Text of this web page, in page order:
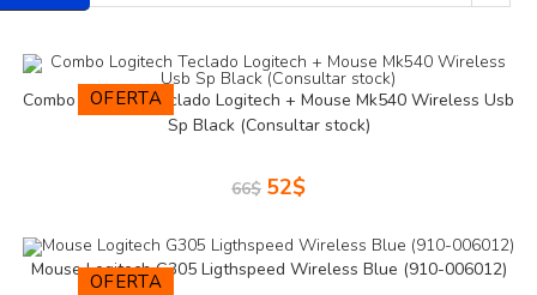
OFERTA
Combo Logitech Teclado Logitech + Mouse Mk540 Wireless Usb
Sp Black (Consultar stock)
66$ 52$
OFERTA
Mouse Logitech G305 Ligthspeed Wireless Blue (910-006012)